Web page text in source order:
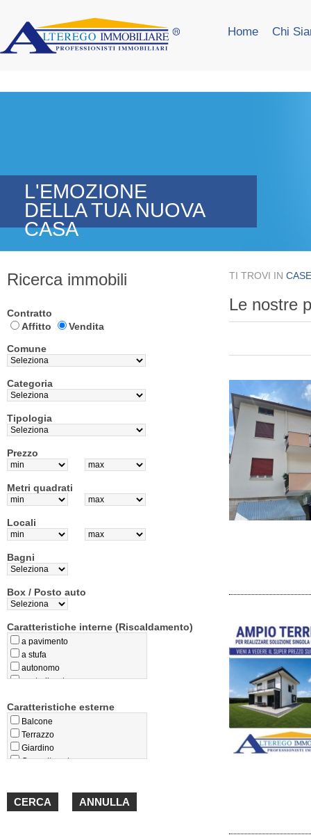
Home Chi
L'EMOZIONE
DELLA TUA NUOVA
CASA
Ricerca immobili
Contratto
Affitto
Vendita
Comune
Categoria
Tipologia
Prezzo
Metri quadrati
Locali
Bagni
Box / Posto auto
Caratteristiche interne (Riscaldamento)
a pavimento
a stufa
autonomo
centralizzato
teleriscaldamento
termoconvettori
Caratteristiche esterne
Balcone
Terrazzo
Giardino
Cappotto esterno
TI TROVI IN
Le nostre